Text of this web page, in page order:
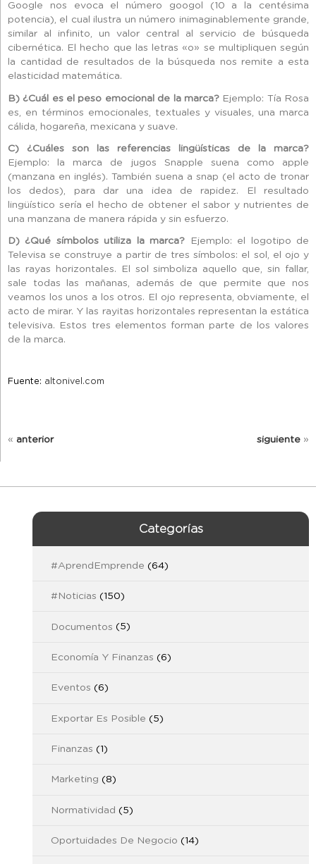
Google nos evoca el número googol (10 a la centésima
potencia), el cual ilustra un número inimaginablemente grande,
similar al infinito, un valor central al servicio de búsqueda
cibernética. El hecho que las letras «o» se multipliquen según
la cantidad de resultados de la búsqueda nos remite a esta
elasticidad matemática.
B) ¿Cuál es el peso emocional de la marca?Ejemplo: Tía Rosa
es, en términos emocionales, textuales y visuales, una marca
cálida, hogareña, mexicana y suave.
C) ¿Cuáles son las referencias lingüísticas de la marca?
Ejemplo: la marca de jugos Snapple suena como apple
(manzana en inglés). También suena a snap (el acto de tronar
los dedos), para dar una idea de rapidez. El resultado
lingüístico sería el hecho de obtener el sabor y nutrientes de
una manzana de manera rápida y sin esfuerzo.
D) ¿Qué símbolos utiliza la marca? Ejemplo: el logotipo de
Televisa se construye a partir de tres símbolos: el sol, el ojo y
las rayas horizontales. El sol simboliza aquello que, sin fallar,
sale todas las mañanas, además de que permite que nos
veamos los unos a los otros. El ojo representa, obviamente, el
acto de mirar. Y las rayitas horizontales representan la estática
televisiva. Estos tres elementos forman parte de los valores
de la marca.
Fuente: altonivel.com
« anterior siguiente »
Categorías
#AprendEmprende (64)
#Noticias (150)
Documentos (5)
Economía Y Finanzas (6)
Eventos (6)
Exportar Es Posible (5)
Finanzas (1)
Marketing (8)
Normatividad (5)
Oportuidades De Negocio (14)